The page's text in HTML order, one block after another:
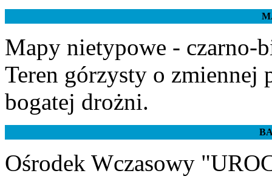
Mapy nietypowe - czarno-
Teren górzysty o zmiennej
bogatej drożni.
Ośrodek Wczasowy